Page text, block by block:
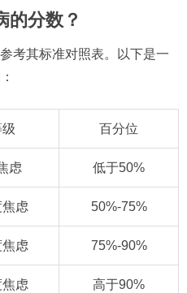
的分数？
考其标准对照表。以下是一
百分位
虑 低于50%
虑 50%-75%
虑 75%-90%
虑 高于90%